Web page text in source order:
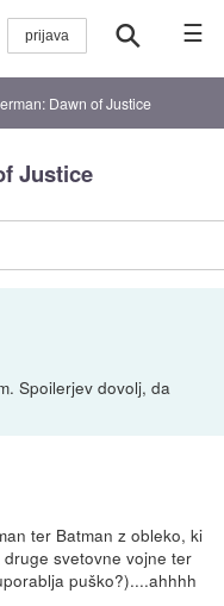
☰
Dawn of Justice
Justice
Spoilerjev dovolj, da
ter Batman z obleko, ki
svetovne vojne ter
puško?)....ahhhh